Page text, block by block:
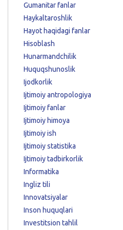
Gumanitar fanlar
Haykaltaroshlik
Hayot haqidagi fanlar
Hisoblash
Hunarmandchilik
Huquqshunoslik
Ijodkorlik
Ijtimoiy antropologiya
Ijtimoiy fanlar
Ijtimoiy himoya
Ijtimoiy ish
Ijtimoiy statistika
Ijtimoiy tadbirkorlik
Informatika
Ingliz tili
Innovatsiyalar
Inson huquqlari
Investitsion tahlil